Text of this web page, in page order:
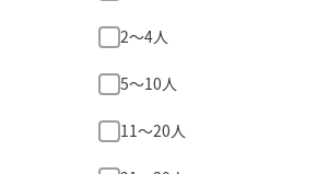
2〜4人
5〜10人
11〜20人